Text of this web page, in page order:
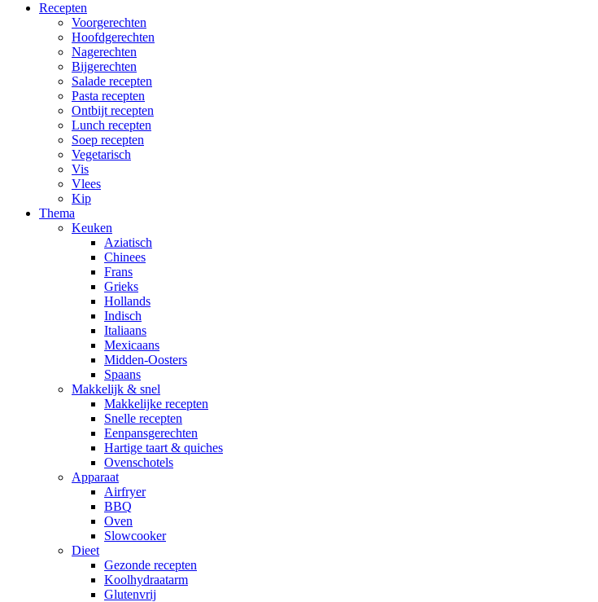
Recepten
Voorgerechten
Hoofdgerechten
Nagerechten
Bijgerechten
Salade recepten
Pasta recepten
Ontbijt recepten
Lunch recepten
Soep recepten
Vegetarisch
Vis
Vlees
Kip
Thema
Keuken
Aziatisch
Chinees
Frans
Grieks
Hollands
Indisch
Italiaans
Mexicaans
Midden-Oosters
Spaans
Makkelijk & snel
Makkelijke recepten
Snelle recepten
Eenpansgerechten
Hartige taart & quiches
Ovenschotels
Apparaat
Airfryer
BBQ
Oven
Slowcooker
Dieet
Gezonde recepten
Koolhydraatarm
Glutenvrij